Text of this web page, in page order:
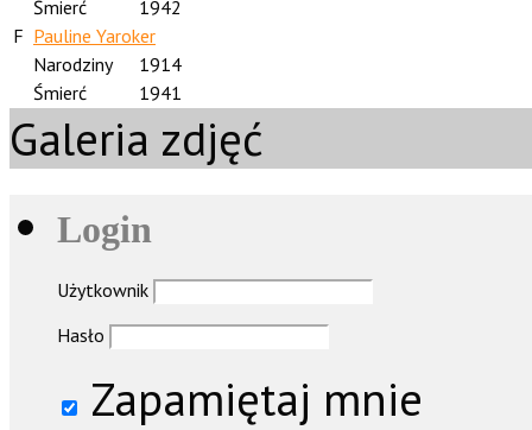
Śmierć
1942
F Pauline Yaroker
Narodziny
1914
Śmierć
1941
Galeria zdjęć
Login
Użytkownik
Hasło
Zapamiętaj mnie